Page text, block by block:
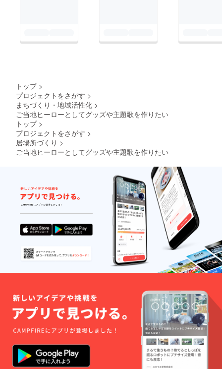
トップ >
プロジェクトをさがす >
まちづくり・地域活性化 >
ご当地ヒーローとしてグッズや主題歌を作りたい
トップ >
プロジェクトをさがす >
居場所づくり >
ご当地ヒーローとしてグッズや主題歌を作りたい